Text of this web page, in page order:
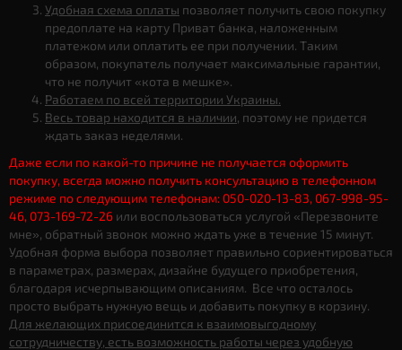
Удобная схема оплаты позволяет получить свою покупку
предоплате на карту Приват банка, наложенным
платежом или оплатить ее при получении. Таким
образом, покупатель получает максимальные гарантии,
что не получит «кота в мешке».
Работаем по всей территории Украины.
Весь товар находится в наличии, поэтому не придется
ждать заказ неделями.
Даже если по какой-то причине не получается оформить
покупку, всегда можно получить консультацию в телефонном
режиме по следующим телефонам: 050-020-13-83, 067-998-95-
46, 073-169-72-26 или воспользоваться услугой «Перезвоните
мне», обратный звонок можно ждать уже в течение 15 минут.
Удобная форма выбора позволяет правильно сориентироваться
в параметрах, размерах, дизайне будущего приобретения,
благодаря исчерпывающим описаниям. Все что осталось
просто выбрать нужную вещь и добавить покупку в корзину.
Для желающих присоединится к взаимовыгодному
сотрудничеству, есть возможность работы через удобную